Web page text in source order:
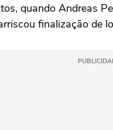
quando Andreas
finalização de